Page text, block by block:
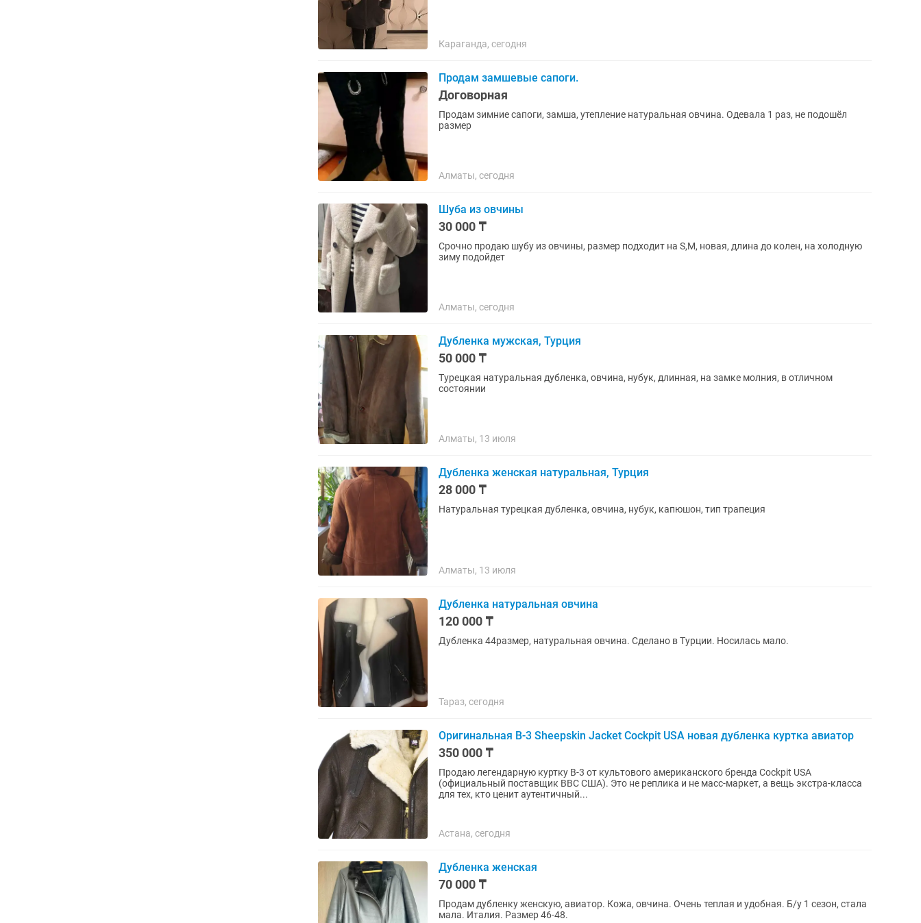
Караганда, сегодня
Продам замшевые сапоги.
Договорная
Продам зимние сапоги, замша, утепление натуральная овчина. Одевала 1 раз, не подошёл
размер
Алматы, сегодня
Шуба из овчины
30 000 ₸
Срочно продаю шубу из овчины, размер подходит на S,M, новая, длина до колен, на холодную
зиму подойдет
Алматы, сегодня
Дубленка мужская, Турция
50 000 ₸
Турецкая натуральная дубленка, овчина, нубук, длинная, на замке молния, в отличном
состоянии
Алматы, 13 июля
Дубленка женская натуральная, Турция
28 000 ₸
Натуральная турецкая дубленка, овчина, нубук, капюшон, тип трапеция
Алматы, 13 июля
Дубленка натуральная овчина
120 000 ₸
Дубленка 44размер, натуральная овчина. Сделано в Турции. Носилась мало.
Тараз, сегодня
Оригинальная B-3 Sheepskin Jacket Cockpit USA новая дубленка куртка авиатор
350 000 ₸
Продаю легендарную куртку B-3 от культового американского бренда Cockpit USA
(официальный поставщик ВВС США). Это не реплика и не масс-маркет, а вещь экстра-класса
для тех, кто ценит аутентичный...
Астана, сегодня
Дубленка женская
70 000 ₸
Продам дубленку женскую, авиатор. Кожа, овчина. Очень теплая и удобная. Б/у 1 сезон, стала
мала. Италия. Размер 46-48.